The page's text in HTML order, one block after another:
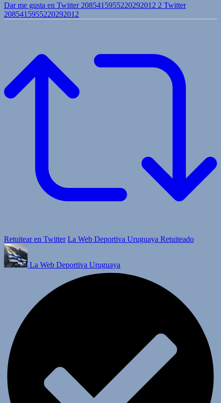
Dar me gusta en Twitter 2085415955220292012 2 Twitter
2085415955220292012
Retuitear en Twitter La Web Deportiva Uruguaya Retuiteado
La Web Deportiva Uruguaya